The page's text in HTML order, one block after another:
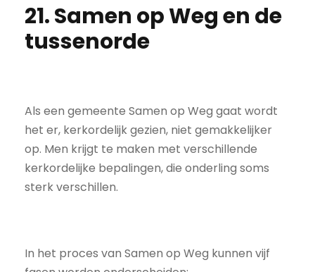
21. Samen op Weg en de
tussenorde
Als een gemeente Samen op Weg gaat wordt
het er, kerkordelijk gezien, niet gemakkelijker
op. Men krijgt te maken met verschillende
kerkordelijke bepalingen, die onderling soms
sterk verschillen.
In het proces van Samen op Weg kunnen vijf